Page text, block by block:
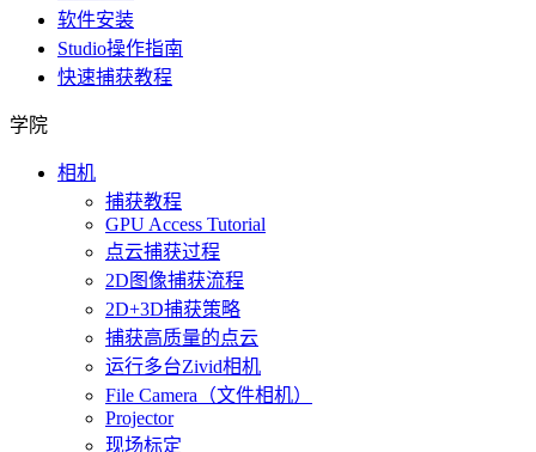
软件安装
Studio操作指南
快速捕获教程
学院
相机
捕获教程
GPU Access Tutorial
点云捕获过程
2D图像捕获流程
2D+3D捕获策略
捕获高质量的点云
运行多台Zivid相机
File Camera（文件相机）
Projector
现场标定